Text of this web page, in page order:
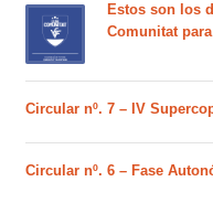
Estos son los
Comunitat
Circular nº. 7 – IV
Circular nº. 6 – Fase